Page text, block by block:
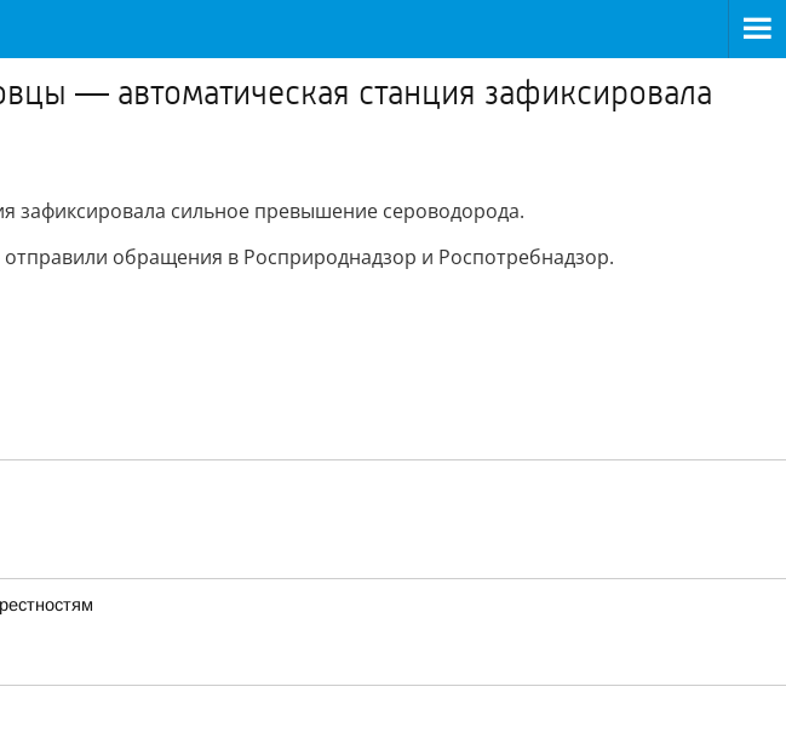
— автоматическая станция зафиксировала
зафиксировала сильное превышение сероводорода.
обращения в Росприроднадзор и Роспотребнадзор.